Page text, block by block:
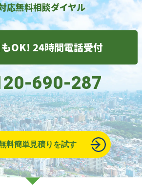
応無料相談ダイヤル
OK! 24時間電話受付
690-287
料簡単見積りを試す